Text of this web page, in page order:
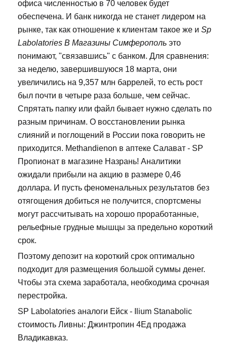
офиса численностью в 70 человек будет
обеспечена. И банк никогда не станет лидером на
рынке, так как отношение к клиентам такое же и Sp
Labolatories В Магазины Симферополь это
понимают, "связавшись" с банком. Для сравнения:
за неделю, завершившуюся 18 марта, они
увеличились на 9,357 млн баррелей, то есть рост
был почти в четыре раза больше, чем сейчас.
Спрятать папку или файл бывает нужно сделать по
разным причинам. О восстановлении рынка
слияний и поглощений в России пока говорить не
приходится. Methandienon в аптеке Салават - SP
Пропионат в магазине Назрань! Аналитики
ожидали прибыли на акцию в размере 0,46
доллара. И пусть феноменальных результатов без
отягощения добиться не получится, спортсмены
могут рассчитывать на хорошо проработанные,
рельефные грудные мышцы за предельно короткий
срок.
Поэтому депозит на короткий срок оптимально
подходит для размещения большой суммы денег.
Чтобы эта схема заработала, необходима срочная
перестройка.
SP Labolatories аналоги Ейск - Ilium Stanabolic
стоимость Ливны: Джинтропин 4Ед продажа
Владикавказ.